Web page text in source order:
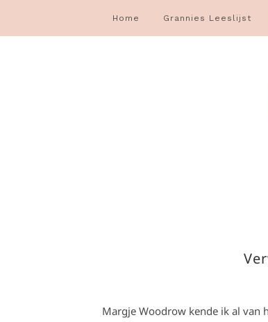
Home Grannies Leeslijst
Margje Woodrow kende ik al van